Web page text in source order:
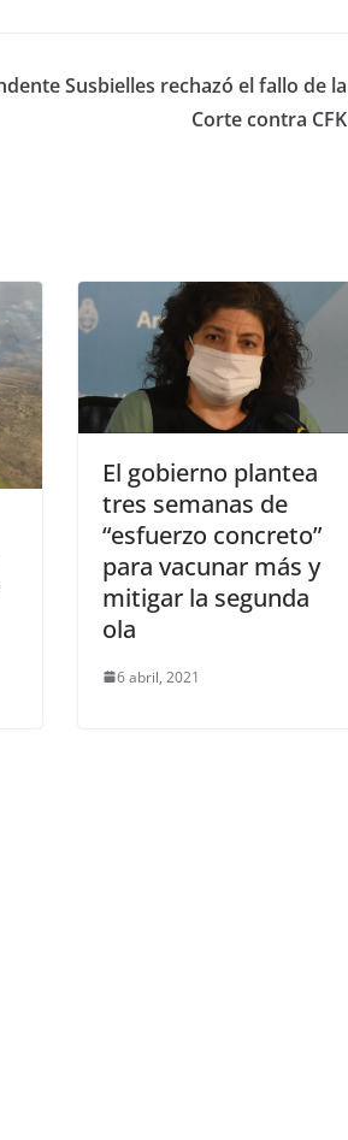
Susbielles rechazó el fallo de la
Corte contra CFK
El gobierno plantea
tres semanas de
“esfuerzo concreto”
para vacunar más y
mitigar la segunda
ola
6 abril, 2021